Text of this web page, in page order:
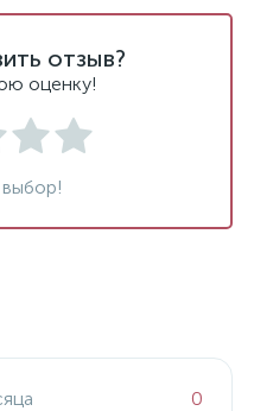
отзыв?
оценку!
0